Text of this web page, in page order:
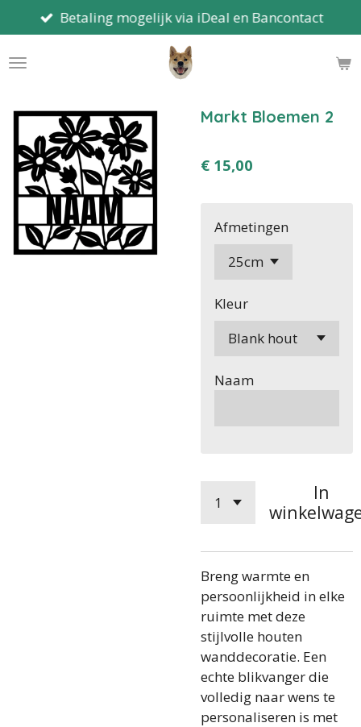
direct
naar
Betaling mogelijk via iDeal en Bancontact
Markt Bloemen 2
€ 15,00
Afmetingen
Kleur
Naam
In
Breng warmte en
persoonlijkheid in elke
ruimte met deze
stijlvolle houten
wanddecoratie. Een
echte blikvanger die
volledig naar wens te
personaliseren is met